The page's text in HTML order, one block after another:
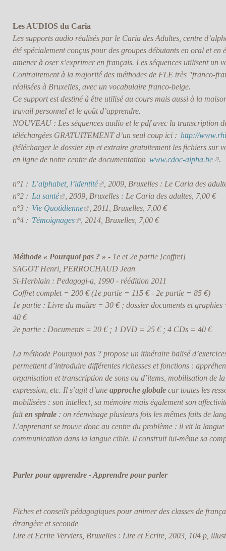
Les AUDIOS du Caria
Les supports audio réalisés par le Caria des Adultes, centre
été spécialement conçus pour des groupes débutants en oral et
amener à oser s’exprimer en français. Les séquences utilisent un
Contrairement à la majorité des méthodes de FLE très "franco-
réalisées à Bruxelles, avec un vocabulaire franco-belge.
Ce support est destiné à être utilisé au cours mais aussi à la
travail personnel et le goût d’apprendre.
NOUVEAU : Les séquences audio et le pdf avec la transcription
téléchargées GRATUITEMENT d’un seul coup ici : http://
(télécharger le dossier zip et extraire gratuitement les fichiers sur
en ligne de notre centre de documentation www.cdoc-alpha.be .
n°1 : L’alphabet, l’identité
, 2009, Bruxelles : Le Caria des
n°2 : La santé
, 2009, Bruxelles : Le Caria des adultes, 7,00 €
n°3 : Vie Quotidienne
, 2011, Bruxelles, 7,00 €
n°4 : Témoignages , 2014, Bruxelles, 7,00 €
Méthode « Pourquoi pas ? » - 1e et 2e partie [coffret]
SAGOT Henri, PERROCHAUD Jean
St-Herblain : Pedagogi-a, 1990 - réédition 2011
Coffret complet = 200 € (1e partie = 115 € - 2e partie = 85 €)
1e partie : Livre du maître = 30 € ; dossier documents et
40 €
2e partie : Documents = 20 € ; 1 DVD = 25 € ; 4 CDs = 40 €
La méthode Pourquoi pas ? propose un itinéraire balisé
permettent d’introduire différentes richesses et fonctions :
organisation et transcription de sons ou d’items, mobilisation de
expression, etc. Il s’agit d’une approche globalecar toutes les
mobilisées : son intellect, sa mémoire mais également son
faiten spirale: on réenvisage plusieurs fois les mêmes faits de
L’apprenant se trouve donc au centre du problème : il vit la
communication dans la langue cible. Il construit lui-même sa
Parler pour apprendre - Apprendre pour parler
Fiches et conseils pédagogiques pour animer des classes de
étrangère et seconde
Lire et Ecrire Verviers, Bruxelles : Lire et Écrire, 2003, 104 p,